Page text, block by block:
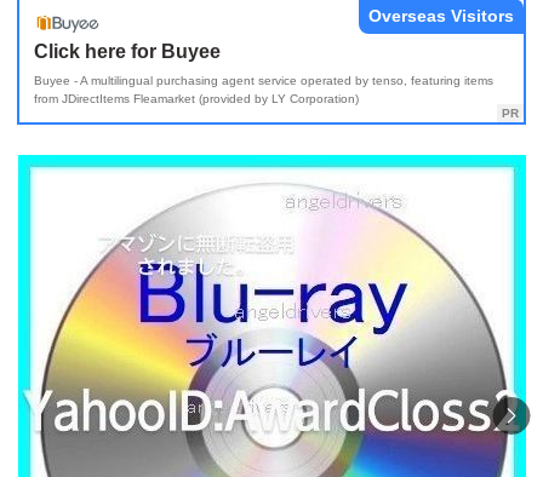
Click here for Buyee
Buyee - A multilingual purchasing agent service operated by tenso, featuring items
from JDirectItems Fleamarket (provided by LY Corporation)
Overseas Visitors